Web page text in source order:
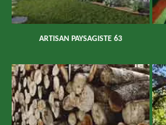
ARTISAN PAYSAGISTE 63